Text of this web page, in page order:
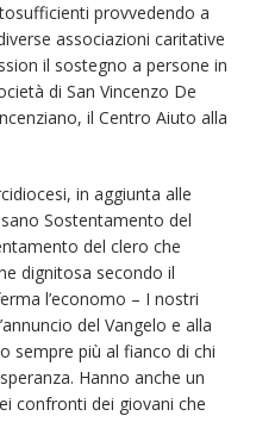
provvedendo a
associazioni caritative
il sostegno a persone in
di San Vincenzo De
il Centro Aiuto alla
in aggiunta alle
Sostentamento del
del clero che
dignitosa secondo il
l’economo – I nostri
del Vangelo e alla
sempre più al fianco di chi
Hanno anche un
confronti dei giovani che